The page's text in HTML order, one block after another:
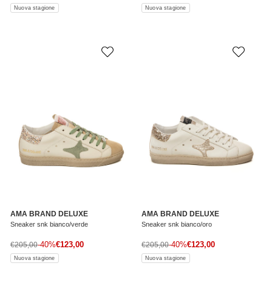
Nuova stagione Nuova stagione
AMA BRAND DELUXE
Sneaker snk bianco/verde
Prezzo di vendita
€123,00
Prezzo normale
€205,00-40%
Nuova stagione
AMA BRAND DELUXE
Sneaker snk bianco/oro
Prezzo di vendita
€123,00
Prezzo normale
€205,00-40%
Nuova stagione